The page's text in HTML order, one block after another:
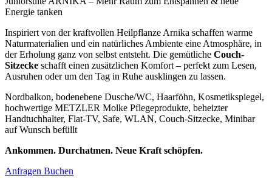
Energie tanken
Inspiriert von der kraftvollen Heilpflanze Arnika schaffen warme
Naturmaterialien und ein natürliches Ambiente eine Atmosphäre, in
der Erholung ganz von selbst entsteht. Die gemütliche Couch-
Sitzecke schafft einen zusätzlichen Komfort – perfekt zum Lesen,
Ausruhen oder um den Tag in Ruhe ausklingen zu lassen.
Nordbalkon, bodenebene Dusche/WC, Haarföhn, Kosmetikspiegel,
hochwertige METZLER Molke Pflegeprodukte, beheizter
Handtuchhalter, Flat-TV, Safe, WLAN, Couch-Sitzecke, Minibar
auf Wunsch befüllt
Ankommen. Durchatmen. Neue Kraft schöpfen.
Anfragen Buchen